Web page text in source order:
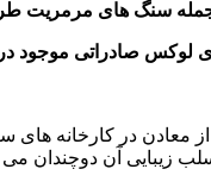
سنگ های مرمریت
لوکس صادراتی موجود در
در کارخانه های
زیبایی آن دوچندان